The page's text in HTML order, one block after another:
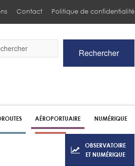
Contact Politique de confidentialité
Rechercher
AÉROPORTUAIRE NUMÉRIQUE
OBSERVATOIRE
ET NUMÉRIQUE